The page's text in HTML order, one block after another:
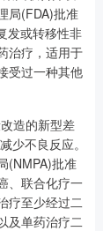
局(FDA)批准
发或转移性非
治疗，适用于
受过一种其他
造的新型差
少不良反应。
(NMPA)批准
、联合化疗一
疗至少经过二
及单药治疗二